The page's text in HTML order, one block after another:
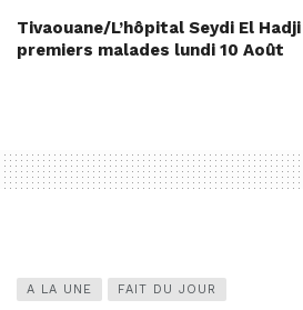
Tivaouane/L’hôpital Seydi El
premiers malades lundi 10 Août
A LA UNE FAIT DU JOUR